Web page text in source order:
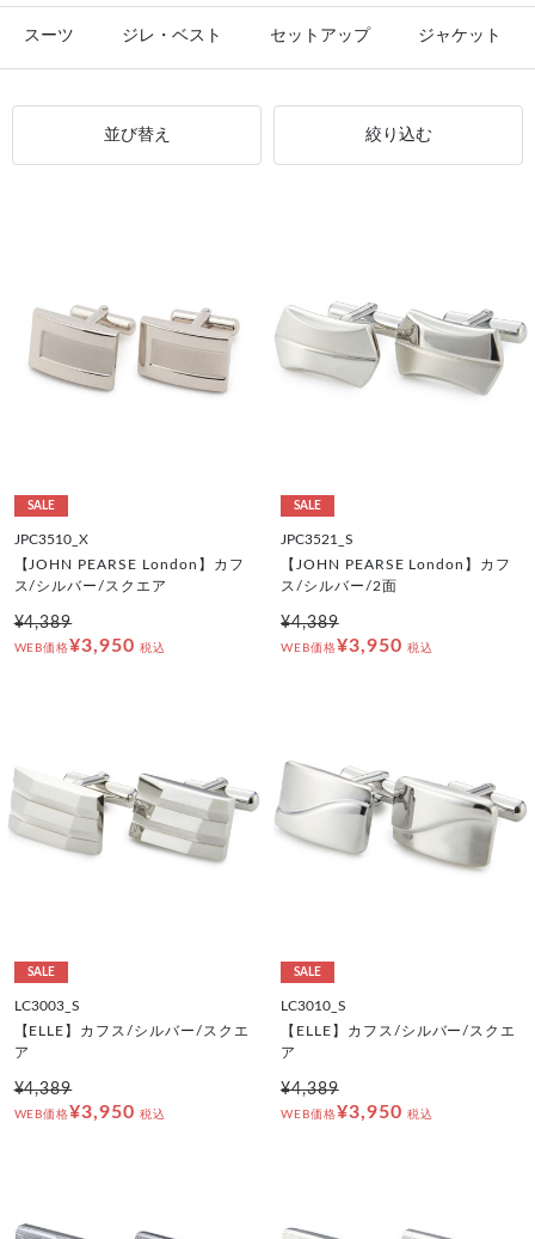
スーツ ジレ・ベスト セットアップ ジャケット
並び替え 絞り込む
SALE
JPC3510_X
【JOHN PEARSE London】カフ
ス/シルバー/スクエア
¥4,389
WEB価格¥3,950 税込
SALE
JPC3521_S
【JOHN PEARSE London】カフ
ス/シルバー/2面
¥4,389
WEB価格¥3,950 税込
SALE
LC3003_S
【ELLE】カフス/シルバー/スクエ
ア
¥4,389
WEB価格¥3,950 税込
SALE
LC3010_S
【ELLE】カフス/シルバー/スクエ
ア
¥4,389
WEB価格¥3,950 税込